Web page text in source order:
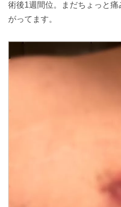
術後1週間位。まだちょっと
がってます。